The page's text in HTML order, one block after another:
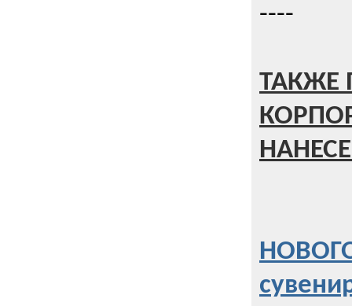
----
ТАКЖЕ